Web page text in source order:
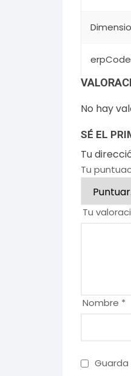
erpCode
No hay
SÉ EL
Tu
Tu
Tu
Nombre *